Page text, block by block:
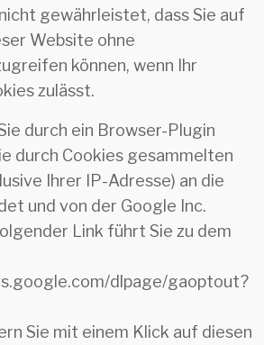
gewährleistet, dass Sie auf
Website ohne
können, wenn Ihr
zulässt.
durch ein Browser-Plugin
durch Cookies gesammelten
Ihrer IP-Adresse) an die
und von der Google Inc.
Link führt Sie zu dem
dlpage/gaoptout?
Sie mit einem Klick auf diesen